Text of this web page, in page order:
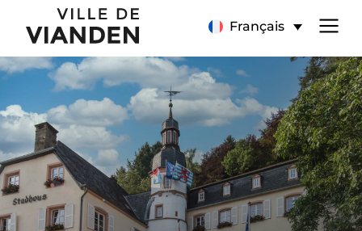
Page
d’accueil
Français
Menu
de
navigation
principal